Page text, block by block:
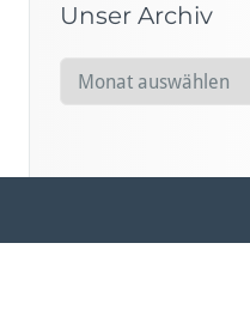
Unser Archiv
n